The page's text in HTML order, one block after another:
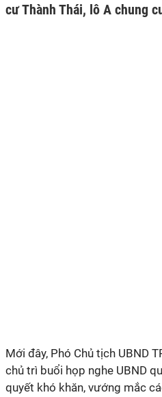
cư Thành Thái, lô A chung
Mới đây, Phó Chủ tịch UBND
chủ trì buổi họp nghe UBND
quyết khó khăn, vướng mắc